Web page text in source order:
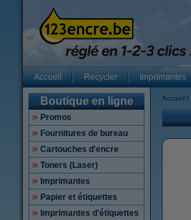
Accueil Recycler Imprimantes
Boutique en ligne
Promos
Fournitures de bureau
Cartouches d'encre
Toners (Laser)
Imprimantes
Papier et étiquettes
Imprimantes d'étiquettes
Accueil